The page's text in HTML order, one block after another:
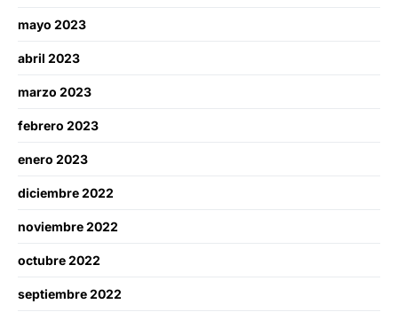
mayo 2023
abril 2023
marzo 2023
febrero 2023
enero 2023
diciembre 2022
noviembre 2022
octubre 2022
septiembre 2022